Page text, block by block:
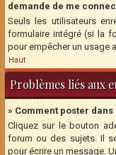
demande de me
Seuls les utilisateurs
formulaire intégré (si la
pour empêcher un usage
Haut
Problèmes liés aux
» Comment poster dans
Cliquez sur le bouton
forum ou des sujets. Il
pour écrire un message.